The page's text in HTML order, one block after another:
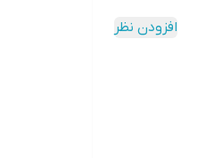
افزودن نظر